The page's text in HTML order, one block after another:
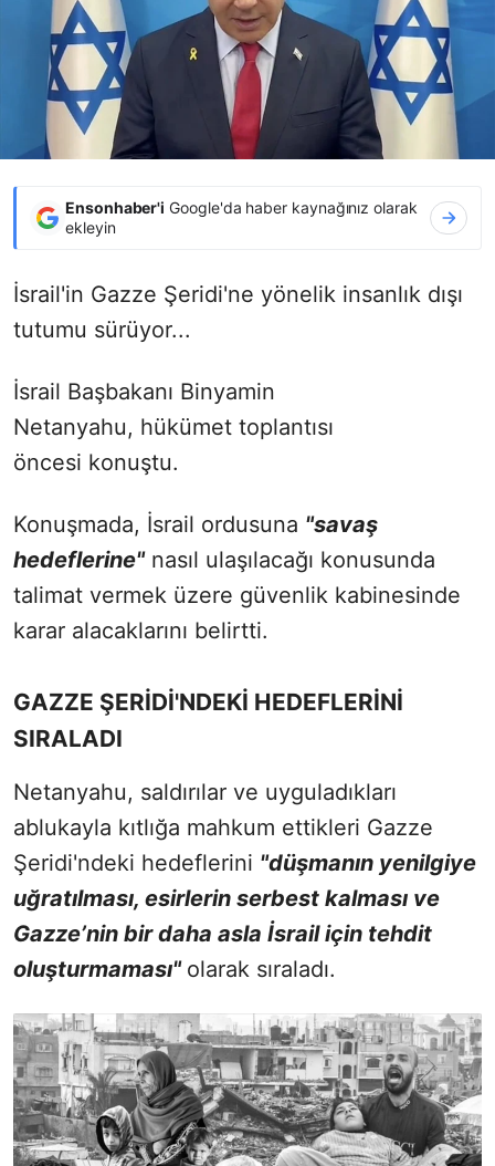
Ensonhaber'i Google'da haber kaynağınız olarak
ekleyin
İsrail'in Gazze Şeridi'ne yönelik insanlık dışı
tutumu sürüyor...
İsrail Başbakanı Binyamin
Netanyahu, hükümet toplantısı
öncesi konuştu.
Konuşmada, İsrail ordusuna "savaş
hedeflerine"nasıl ulaşılacağı konusunda
talimat vermek üzere güvenlik kabinesinde
karar alacaklarını belirtti.
GAZZE ŞERİDİ'NDEKİ HEDEFLERİNİ
SIRALADI
Netanyahu, saldırılar ve uyguladıkları
ablukayla kıtlığa mahkum ettikleri Gazze
Şeridi'ndeki hedeflerini "düşmanın yenilgiye
uğratılması, esirlerin serbest kalması ve
Gazze’nin bir daha asla İsrail için tehdit
oluşturmaması" olarak sıraladı.